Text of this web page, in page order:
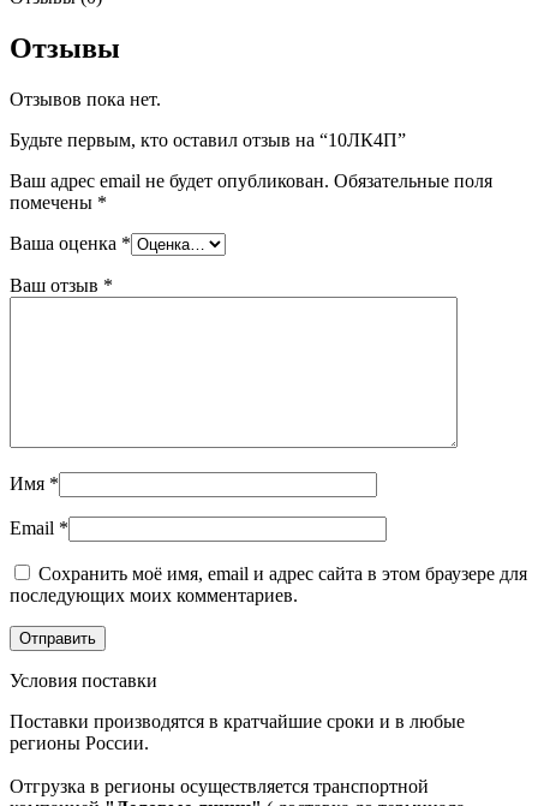
Отзывы
Отзывов пока нет.
Будьте первым, кто оставил отзыв на “10ЛК4П”
Ваш адрес email не будет опубликован. Обязательные поля
помечены *
Ваша оценка *
Ваш отзыв *
Имя *
Email *
Сохранить моё имя, email и адрес сайта в этом браузере для
последующих моих комментариев.
Условия поставки
Поставки производятся в кратчайшие сроки и в любые
регионы России.
Отгрузка в регионы осуществляется транспортной